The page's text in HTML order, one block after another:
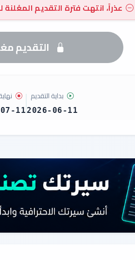
عذراً، انتهت فترة التقديم
التقديم
بداية التقديم
2026-06-11
11